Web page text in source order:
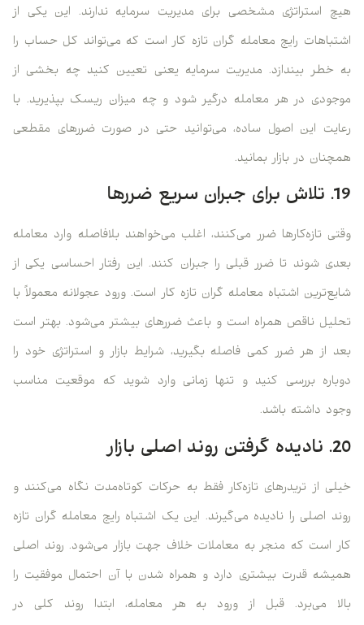
هیچ استراتژی مشخصی برای مدیریت سرمایه ندارند. این یکی از
اشتباهات رایج معامله گران تازه کار است که می‌تواند کل حساب را
به خطر بیندازد. مدیریت سرمایه یعنی تعیین کنید چه بخشی از
موجودی در هر معامله درگیر شود و چه میزان ریسک بپذیرید. با
رعایت این اصول ساده، می‌توانید حتی در صورت ضررهای مقطعی
همچنان در بازار بمانید.
19. تلاش برای جبران سریع ضررها
وقتی تازه‌کارها ضرر می‌کنند، اغلب می‌خواهند بلافاصله وارد معامله
بعدی شوند تا ضرر قبلی را جبران کنند. این رفتار احساسی یکی از
شایع‌ترین اشتباه معامله گران تازه کار است. ورود عجولانه معمولاً با
تحلیل ناقص همراه است و باعث ضررهای بیشتر می‌شود. بهتر است
بعد از هر ضرر کمی فاصله بگیرید، شرایط بازار و استراتژی خود را
دوباره بررسی کنید و تنها زمانی وارد شوید که موقعیت مناسب
وجود داشته باشد.
20. نادیده گرفتن روند اصلی بازار
خیلی از تریدرهای تازه‌کار فقط به حرکات کوتاه‌مدت نگاه می‌کنند و
روند اصلی را نادیده می‌گیرند. این یک اشتباه رایج معامله گران تازه
کار است که منجر به معاملات خلاف جهت بازار می‌شود. روند اصلی
همیشه قدرت بیشتری دارد و همراه شدن با آن احتمال موفقیت را
بالا می‌برد. قبل از ورود به هر معامله، ابتدا روند کلی در